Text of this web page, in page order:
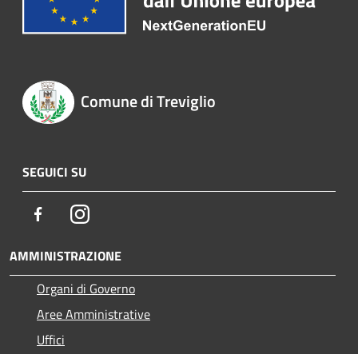
Comune di Treviglio
SEGUICI SU
FacebookInstagram
AMMINISTRAZIONE
Organi di Governo
Aree Amministrative
Uffici